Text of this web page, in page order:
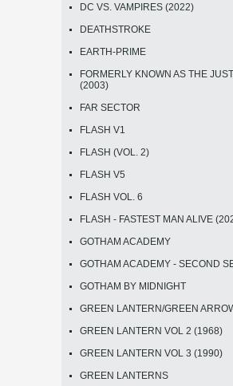
DC VS. VAMPIRES (2022)
DEATHSTROKE
EARTH-PRIME
FORMERLY KNOWN AS THE
(2003)
FAR SECTOR
FLASH V1
FLASH (VOL. 2)
FLASH V5
FLASH VOL. 6
FLASH - FASTEST MAN ALIVE
GOTHAM ACADEMY
GOTHAM ACADEMY - SECOND
GOTHAM BY MIDNIGHT
GREEN LANTERN/GREEN
GREEN LANTERN VOL 2 (1968)
GREEN LANTERN VOL 3 (1990)
GREEN LANTERNS